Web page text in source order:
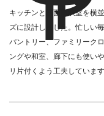
キッチンと洗面脱衣室を横
ズに設計しました。忙しい
パントリー、ファミリーク
ングや和室、廊下にも使い
リ片付くよう工夫しています